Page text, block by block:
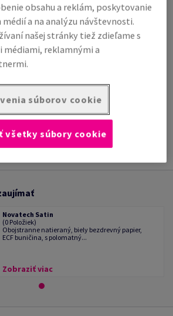
Zmršťovacia fólia, rola, 25 µm, 400 mm x 800.00
m, priemer dutinky: 76 m...
Cena podľa množstva už od €
/ 1 Kotúč/Rolka
TECHNICKÁ
DOKUMENTÁCIA
Novatech Satin
(0 Položiek)
Obojstranne natieraný, biely bezdrevný papier,
ECF buničina, s polomatný...
Zobraziť viac
obsahu a reklám, poskytovanie
a na analýzu návštevnosti.
našej stránky tiež zdieľame s
médiami, reklamnými a
súborov cookie
všetky súbory cookie